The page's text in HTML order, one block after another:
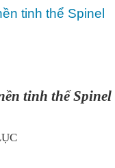
tinh thể Spinel
tinh thể Spinel